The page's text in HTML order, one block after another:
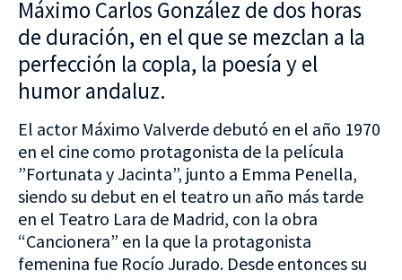
Máximo Carlos González de dos horas
de duración, en el que se mezclan a la
perfección la copla, la poesía y el
humor andaluz.
El actor Máximo Valverde debutó en el año 1970
en el cine como protagonista de la película
”Fortunata y Jacinta”, junto a Emma Penella,
siendo su debut en el teatro un año más tarde
en el Teatro Lara de Madrid, con la obra
“Cancionera” en la que la protagonista
femenina fue Rocío Jurado. Desde entonces su